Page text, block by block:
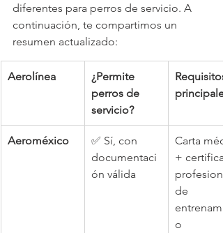
diferentes para perros de servicio. A
continuación, te compartimos un
resumen actualizado:
Aerolínea
¿Permite
perros de
servicio?
Requisitos
principales
Aeroméxico
✅ Sí, con
documentaci
ón válida
Carta
+
de
o